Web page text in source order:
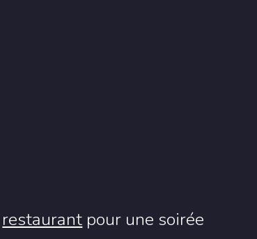
restaurant pour une soirée